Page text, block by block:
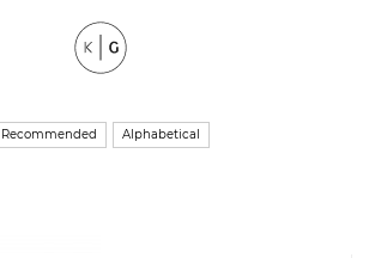
Recommended Alphabetical